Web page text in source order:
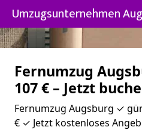
Umzugsunternehmen
Fernumzug
107 € – Jetzt
Fernumzug Augsburg ✓
€ ✓ Jetzt kostenloses